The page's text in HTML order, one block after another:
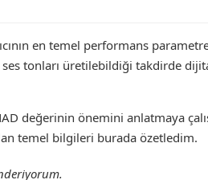
en temel performans
tonları üretilebildiği takdirde
değerinin önemini anlatmaya
temel bilgileri burada özetledim.